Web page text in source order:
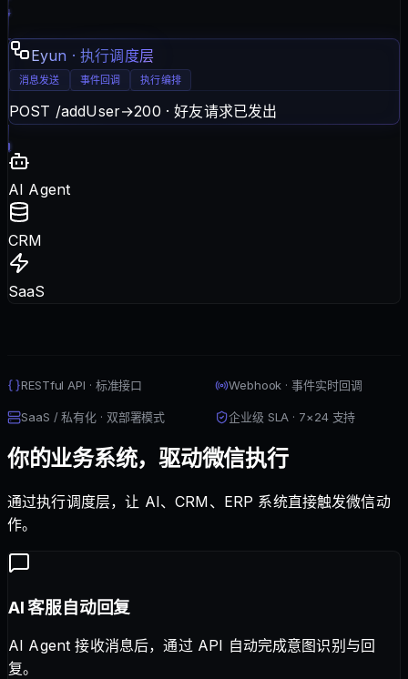
Eyun · 执行调度层
消息发送 事件回调 执行编排
POST /addUser→200 · 好友请求已发出
AI Agent
CRM
SaaS
RESTful API · 标准接口 Webhook · 事件实时回调
SaaS / 私有化 · 双部署模式 企业级 SLA · 7×24 支持
你的业务系统，驱动微信执行
通过执行调度层，让 AI、CRM、ERP 系统直接触发微信动
作。
AI 客服自动回复
AI Agent 接收消息后，通过 API 自动完成意图识别与回
复。